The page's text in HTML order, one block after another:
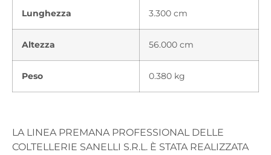
Lunghezza 3.300 cm
Altezza 56.000 cm
Peso 0.380 kg
LA LINEA PREMANA PROFESSIONAL DELLE
COLTELLERIE SANELLI S.R.L. È STATA REALIZZATA